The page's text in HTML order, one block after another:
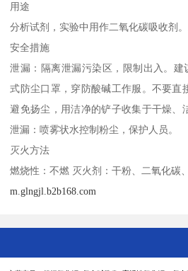
用途
分析试剂，实验中用作二氧化碳吸收剂
安全措施
泄漏：隔离泄漏污染区，限制出入。
式防尘口罩，穿防酸碱工作服。不要直
避免扬尘，用洁净的铲子收集于干燥、
泄漏：喷雾状水控制粉尘，保护人员。
灭火方法
燃烧性：不燃 灭火剂：干粉、二氧化碳
m.glngjl.b2b168.com